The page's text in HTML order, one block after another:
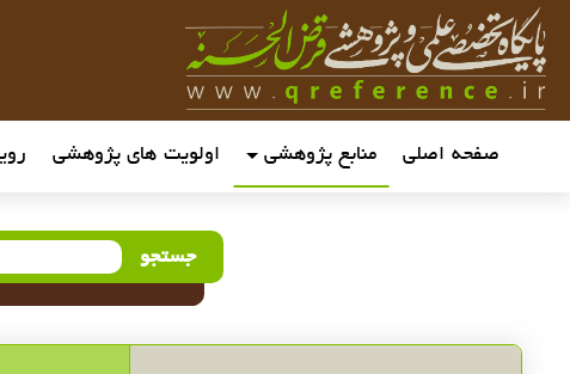
صفحه اصلی منابع پژوهشی اولویت های پژوهشی
جستجو